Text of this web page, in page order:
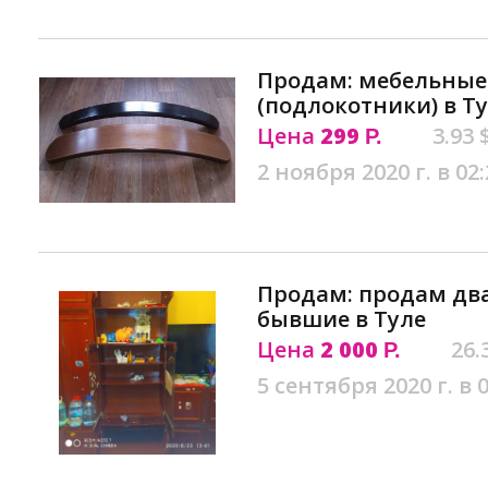
Продам:
(подлокотники) в
Цена 299 Р.
3.93
2 ноября 2020 г. в
Продам: продам
бывшие в Туле
Цена 2 000 Р.
5 сентября 2020 г. в